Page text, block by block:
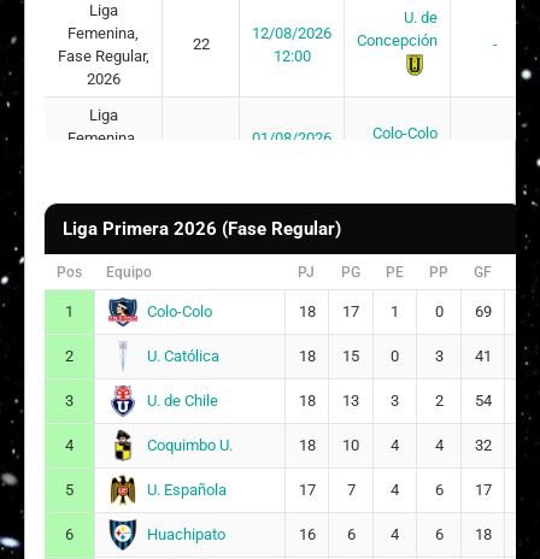
Liga
Femenina,
Fase Regular,
2026
22
12/08/2026
12:00
U. de
Concepción
-
Liga
Femenina,
01/08/2026
Colo-Colo
Liga
Femenina,
Fase Regular,
2026
19
26/07/2026
11:00
Concepción
0 - 1
Liga
Femenina,
Fase Regular,
2026
18
18/07/2026
Liga
Femenina,
Fase Regular,
2026
12/07/2026
Liga
Liga Primera 2026 (Fase Regular)
Pos Equipo PJ PG PE PP GF
1 Colo-Colo 18 17 1 0 69 2
2 U. Católica 18 15 0 3 41 10
3 U. de Chile 18 13 3 2 54
4 Coquimbo U. 18 10 4 4 32 15
5 U. Española 17 7 4 6 17
6 Huachipato 16 6 4 6 18 27